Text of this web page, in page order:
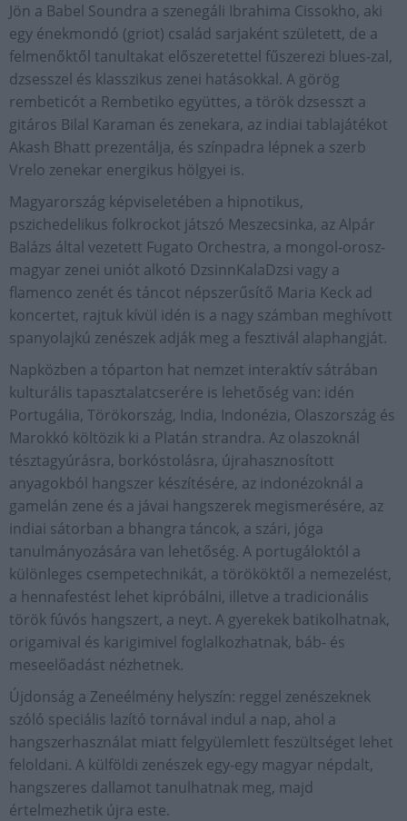
Jön a Babel Soundra a szenegáli Ibrahima Cissokho, aki
egy énekmondó (griot) család sarjaként született, de a
felmenőktől tanultakat előszeretettel fűszerezi blues-zal,
dzsesszel és klasszikus zenei hatásokkal. A görög
rembeticót a Rembetiko együttes, a török dzsesszt a
gitáros Bilal Karaman és zenekara, az indiai tablajátékot
Akash Bhatt prezentálja, és színpadra lépnek a szerb
Vrelo zenekar energikus hölgyei is.
Magyarország képviseletében a hipnotikus,
pszichedelikus folkrockot játszó Meszecsinka, az Alpár
Balázs által vezetett Fugato Orchestra, a mongol-orosz-
magyar zenei uniót alkotó DzsinnKalaDzsi vagy a
flamenco zenét és táncot népszerűsítő Maria Keck ad
koncertet, rajtuk kívül idén is a nagy számban meghívott
spanyolajkú zenészek adják meg a fesztivál alaphangját.
Napközben a tóparton hat nemzet interaktív sátrában
kulturális tapasztalatcserére is lehetőség van: idén
Portugália, Törökország, India, Indonézia, Olaszország és
Marokkó költözik ki a Platán strandra. Az olaszoknál
tésztagyúrásra, borkóstolásra, újrahasznosított
anyagokból hangszer készítésére, az indonézoknál a
gamelán zene és a jávai hangszerek megismerésére, az
indiai sátorban a bhangra táncok, a szári, jóga
tanulmányozására van lehetőség. A portugáloktól a
különleges csempetechnikát, a törököktől a nemezelést,
a hennafestést lehet kipróbálni, illetve a tradicionális
török fúvós hangszert, a neyt. A gyerekek batikolhatnak,
origamival és karigimivel foglalkozhatnak, báb- és
meseelőadást nézhetnek.
Újdonság a Zeneélmény helyszín: reggel zenészeknek
szóló speciális lazító tornával indul a nap, ahol a
hangszerhasználat miatt felgyülemlett feszültséget lehet
feloldani. A külföldi zenészek egy-egy magyar népdalt,
hangszeres dallamot tanulhatnak meg, majd
értelmezhetik újra este.